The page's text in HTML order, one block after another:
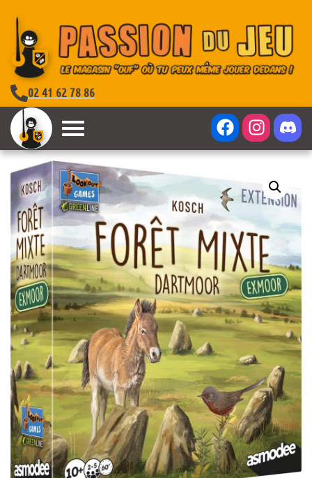
02 41 62 78 86